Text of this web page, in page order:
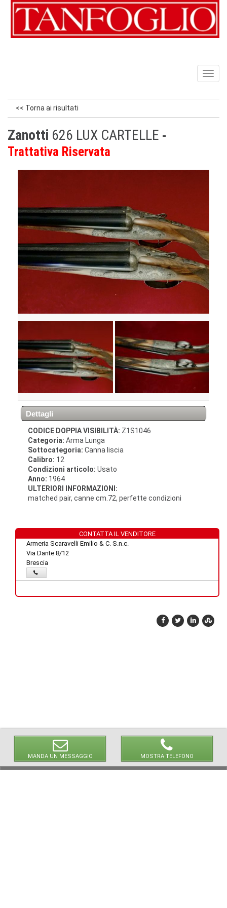
<< Torna ai risultati
Zanotti 626 LUX CARTELLE
Trattativa Riservata
Dettagli
CODICE DOPPIA VISIBILITÀ: Z1S1046
Categoria: Arma Lunga
Sottocategoria: Canna liscia
Calibro: 12
Condizioni articolo: Usato
Anno: 1964
ULTERIORI INFORMAZIONI:
matched pair, canne cm.72, perfette condizioni
MANDA UN MESSAGGIO MOSTRA TELEFONO
CONTATTA IL VENDITORE
Armeria Scaravelli Emilio & C. S.n.c.
Via Dante 8/12
Brescia